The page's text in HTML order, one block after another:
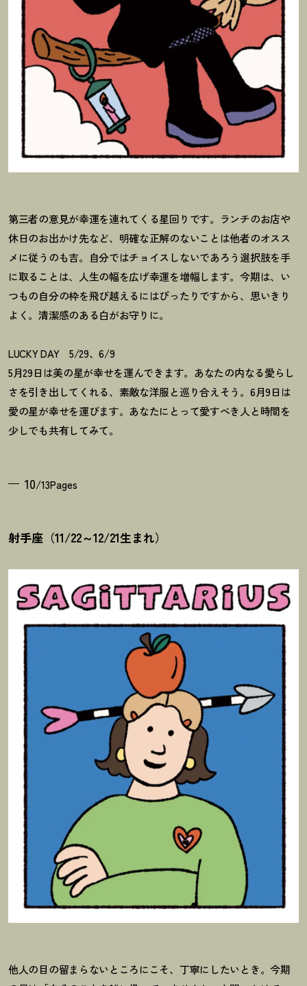
第三者の意見が幸運を連れてくる星回りです。ランチのお店や
休日のお出かけ先など、明確な正解のないことは他者のオスス
メに従うのも吉。自分ではチョイスしないであろう選択肢を手
に取ることは、人生の幅を広げ幸運を増幅します。今期は、い
つもの自分の枠を飛び越えるにはぴったりですから、思いきり
よく。清潔感のある白がお守りに。
LUCKY DAY 5/29、6/9
5月29日は美の星が幸せを運んできます。あなたの内なる愛らし
さを引き出してくれる、素敵な洋服と巡り合えそう。6月9日は
愛の星が幸せを運びます。あなたにとって愛すべき人と時間を
少しでも共有してみて。
10/13Pages
射手座（11/22～12/21生まれ）
他人の目の留まらないところにこそ、丁寧にしたいとき。今期